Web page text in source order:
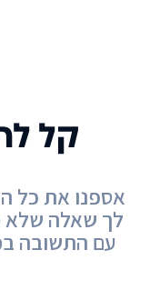
קל
אספנו את כל
לך שאלה שלא
עם התשובה